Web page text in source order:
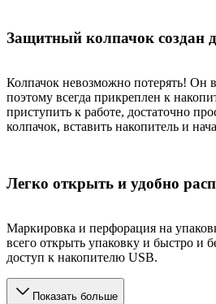
Защитный колпачок создан
Колпачок невозможно потерять! Он
поэтому всегда прикреплен к
приступить к работе, достаточно
колпачок, вставить накопитель и
Легко открыть и удобно
Маркировка и перфорация на
всего открыть упаковку и быстро и
доступ к накопителю USB.
Показать больше